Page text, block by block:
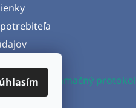
a Reklamačný protokol